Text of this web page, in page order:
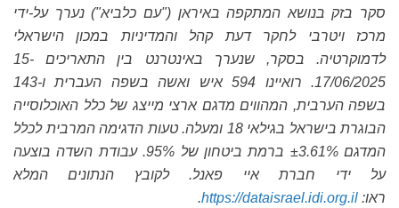
סקר בזק בנושא המתקפה באיראן ("עם כלביא") נערך על-ידי
מרכז ויטרבי לחקר דעת קהל והמדיניות במכון הישראלי
לדמוקרטיה. בסקר, שנערך באינטרנט בין התאריכים 15-
17/06/2025. רואיינו 594 איש ואשה בשפה העברית ו-143
בשפה הערבית, המהווים מדגם ארצי מייצג של כלל האוכלוסייה
הבוגרת בישראל בגילאי 18 ומעלה. טעות הדגימה המרבית לכלל
המדגם ±3.61% ברמת ביטחון של 95%. עבודת השדה בוצעה
על ידי חברת איי פאנל. לקובץ הנתונים המלא
ראו: https://dataisrael.idi.org.il
.